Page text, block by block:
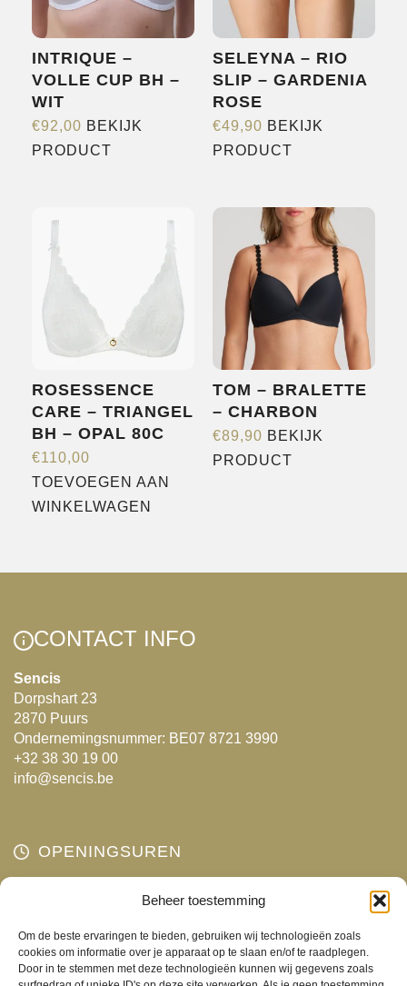
Beheer toestemming
Om de beste ervaringen te bieden, gebruiken wij technologieën zoals
cookies om informatie over je apparaat op te slaan en/of te raadplegen.
Door in te stemmen met deze technologieën kunnen wij gegevens zoals
INTRIQUE –
VOLLE CUP BH –
WIT
€92,00 BEKIJK
PRODUCT
meerdere
variaties.
optie
kan
gekozen
op
de
productpagina
SELEYNA – RIO
SLIP – GARDENIA
ROSE
€49,90 BEKIJK
PRODUCT
meerdere
variaties.
Deze
optie
kan
gekozen
worden
op
de
productpagina
ROSESSENCE
CARE – TRIANGEL
BH – OPAL 80C
€110,00
TOEVOEGEN AAN
WINKELWAGEN
TOM – BRALETTE
– CHARBON
€89,90 BEKIJK
PRODUCT
CONTACT INFO
Sencis
Dorpshart 23
2870 Puurs
Ondernemingsnummer: BE07 8721 3990
+32 38 30 19 00
info@sencis.be
OPENINGSUREN
Gesloten
Woensdag
10:00 - 18:00
Donderdag
10:00 - 18:00